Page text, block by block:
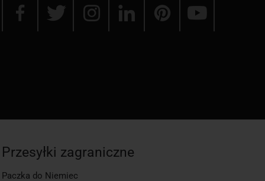
Przesyłki zagraniczne
Paczka do Niemiec